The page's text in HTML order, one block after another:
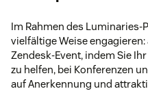
Im Rahmen des
vielfältige Weise engagieren:
Zendesk-Event, indem Sie
zu helfen, bei Konferenzen
auf Anerkennung und